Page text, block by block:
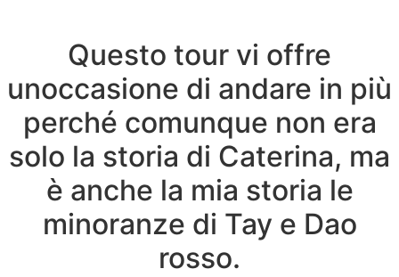
Menu
Marchio Sildenafil
Citrate Per Ordine |
Sildigra all’ingrosso
Questo tour vi offre
unoccasione di andare in più
perché comunque non era
solo la storia di Caterina, ma
è anche la mia storia le
minoranze di Tay e Dao
rosso.